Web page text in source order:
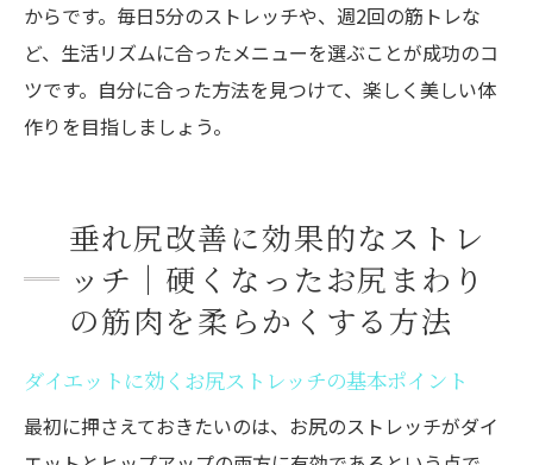
からです。毎日5分のストレッチや、週2回の筋トレな
ど、生活リズムに合ったメニューを選ぶことが成功のコ
ツです。自分に合った方法を見つけて、楽しく美しい体
作りを目指しましょう。
垂れ尻改善に効果的なストレ
ッチ｜硬くなったお尻まわり
の筋肉を柔らかくする方法
ダイエットに効くお尻ストレッチの基本ポイント
最初に押さえておきたいのは、お尻のストレッチがダイ